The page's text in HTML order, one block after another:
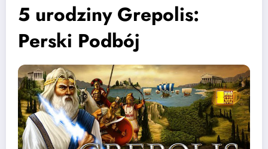
5 urodziny Grepolis:
Perski Podbój